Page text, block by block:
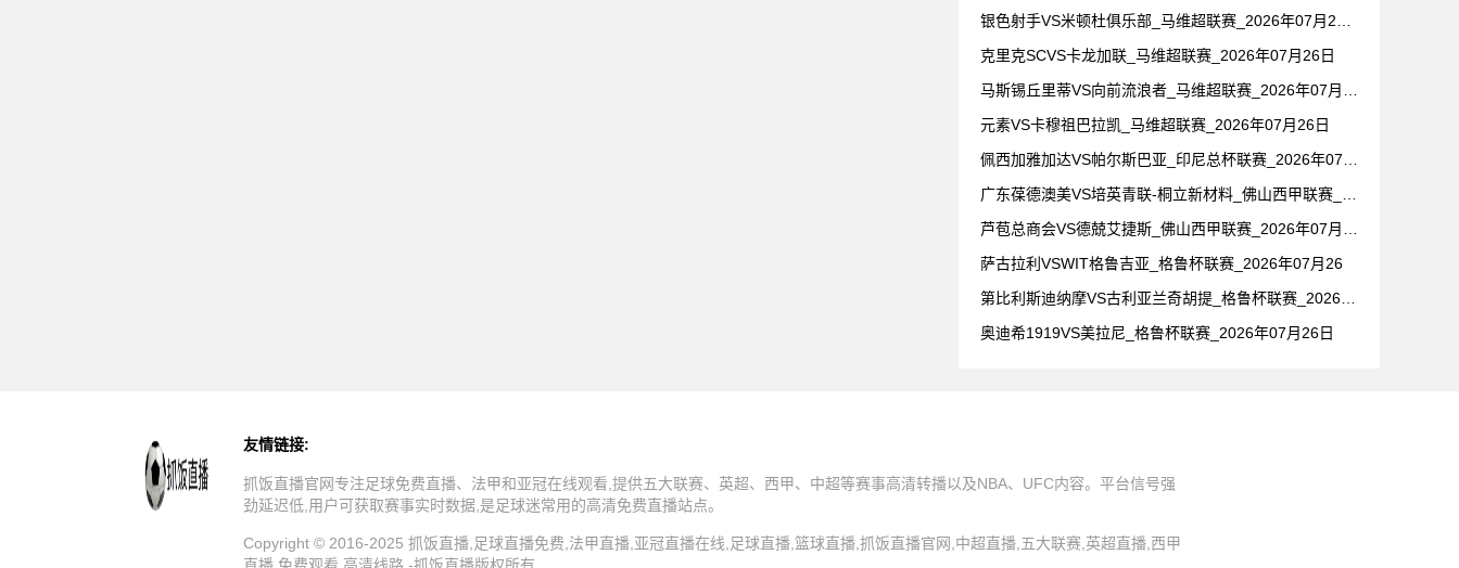
克里克SCVS卡龙加联_马维超联赛_2026年07月26日
元素VS卡穆祖巴拉凯_马维超联赛_2026年07月26日
萨古拉利VSWIT格鲁吉亚_格鲁杯联赛_2026年07月26
奥迪希1919VS美拉尼_格鲁杯联赛_2026年07月26日
友情链接:
抓饭直播官网专注足球免费直播、法甲和亚冠在线观看,提供五大联赛、英超、西甲、中超等赛事高清转播以及NBA、UFC内容。平台信号强
劲延迟低,用户可获取赛事实时数据,是足球迷常用的高清免费直播站点。
Copyright © 2016-2025 抓饭直播,足球直播免费,法甲直播,亚冠直播在线,足球直播,篮球直播,抓饭直播官网,中超直播,五大联赛,英超直播,西甲